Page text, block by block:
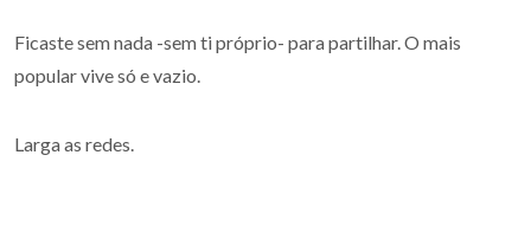
Ficaste sem nada -sem ti próprio- para partilhar. O mais
popular vive só e vazio.
Larga as redes.